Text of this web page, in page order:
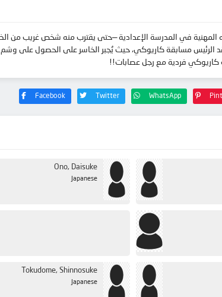
في المدرسة الإعدادية —حتى يقترب منه شخص غريب من الظل
الرئيس مسابقة كاريوكي، حيث يُجبر الخاسر على الحصول على
كاريوكي فردية مع رجل عصابات!!
Facebook Twitter WhatsApp
Ono, Daisuke
Japanese
Tokudome, Shinnosuke
Japanese